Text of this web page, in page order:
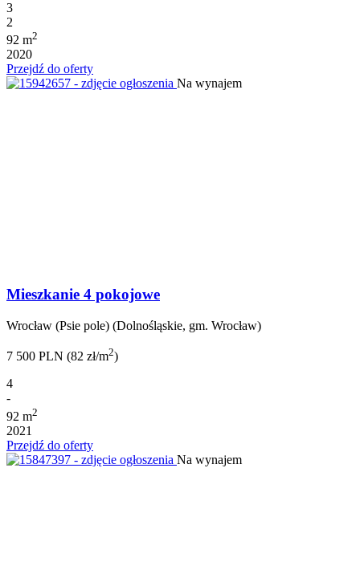
3
2
92 m2
2020
Przejdź do oferty
Na wynajem
Mieszkanie 4 pokojowe
Wrocław (Psie pole) (Dolnośląskie, gm. Wrocław)
7 500 PLN (82 zł/m2)
4
-
92 m2
2021
Przejdź do oferty
Na wynajem